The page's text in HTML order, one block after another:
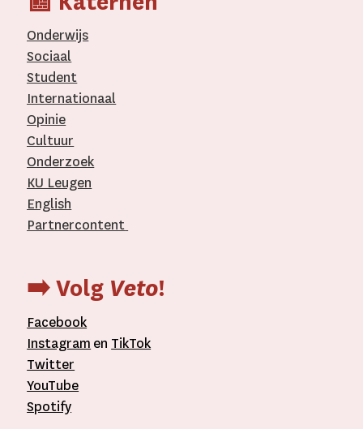
Onderwijs
Sociaal
Student
Internationaal­
Opinie
Cultuur
Onderzoek
KU Leugen
English
Partnercontent
➡️ Volg Veto!
Facebook
Instagram en TikTok
Twitter
YouTube
Spotify